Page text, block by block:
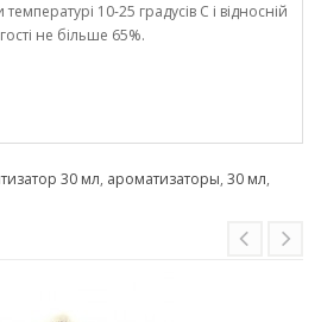
10-25 градусів С і відносній
не більше 65%.
30 мл, ароматизаторы, 30 мл,